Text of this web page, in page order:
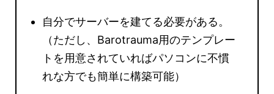
自分でサーバーを建てる必要がある。
（ただし、Barotrauma用のテンプレー
トを用意されていればパソコンに不慣
れな方でも簡単に構築可能）